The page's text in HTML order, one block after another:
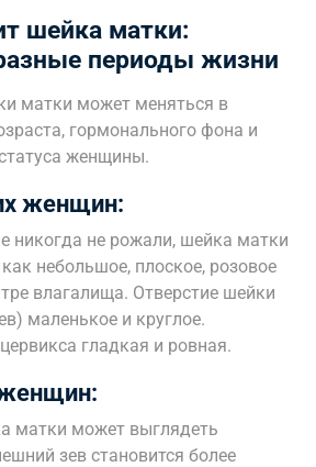
шейка матки:
периоды жизни
матки может меняться в
гормонального фона и
женщины.
женщин:
никогда не рожали, шейка матки
небольшое, плоское, розовое
влагалища. Отверстие шейки
маленькое и круглое.
гладкая и ровная.
матки может выглядеть
зев становится более